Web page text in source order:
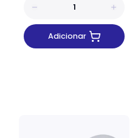
Adicionar